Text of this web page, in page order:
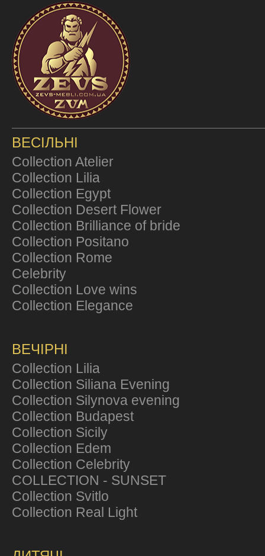
ВЕСІЛЬНІ
Collection Atelier
Collection Lilia
Collection Egypt
Collection Desert Flower
Collection Brilliance of bride
Collection Positano
Collection Rome
Celebrity
Collection Love wins
Collection Elegance
ВЕЧІРНІ
Collection Lilia
Collection Siliana Evening
Collection Silynova evening
Collection Budapest
Collection Sicily
Collection Edem
Collection Celebrity
COLLECTION - SUNSET
Collection Svitlo
Collection Real Light